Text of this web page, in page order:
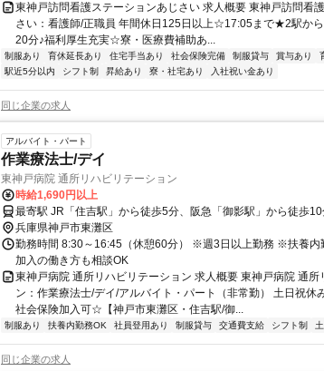
東神戸訪問看護ステーションあじさい 求人概要 東神戸訪問看
さい：看護師/正職員 年間休日125日以上☆17:05まで★2駅か
20分♪福利厚生充実☆寮・医療費補助あ...
制服あり 育休延長あり 住宅手当あり 社会保険完備 制服貸与 賞与あり
駅近5分以内
シフト制 昇給あり 寮・社宅あり 入社祝い金あり
同じ企業の求人
アルバイト・パート
作業療法士/デイ
東神戸病院 通所リハビリテーション
時給1,690円以上
最寄駅 JR「住吉駅」から徒歩5分、阪急「御影駅」から徒歩
兵庫県神戸市東灘区
勤務時間 8:30～16:45（休憩60分） ※週3日以上勤務 ※扶養
加入の働き方も相談OK
東神戸病院 通所リハビリテーション 求人概要 東神戸病院 通所
ン：作業療法士/デイ/アルバイト・パート（非常勤） 土日祝休
社会保険加入可☆【神戸市東灘区・住吉駅/御...
制服あり 扶養内勤務OK 社員登用あり 制服貸与 交通費支給 シフト制
同じ企業の求人